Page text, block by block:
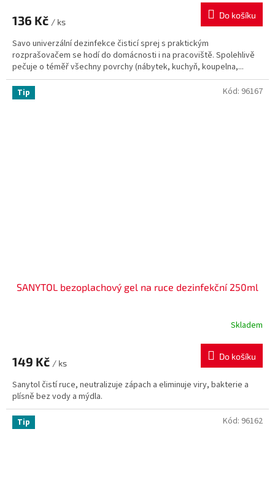
136 Kč / ks
Do košíku
Savo univerzální dezinfekce čisticí sprej s praktickým
rozprašovačem se hodí do domácnosti i na pracoviště. Spolehlivě
pečuje o téměř všechny povrchy (nábytek, kuchyň, koupelna,...
Tip
SANYTOL bezoplachový gel na ruce dezinfekční 250ml
Skladem
149 Kč / ks
Do košíku
Sanytol čistí ruce, neutralizuje zápach a eliminuje viry, bakterie a
plísně bez vody a mýdla.
Kód: 96167
Tip Kód: 96162